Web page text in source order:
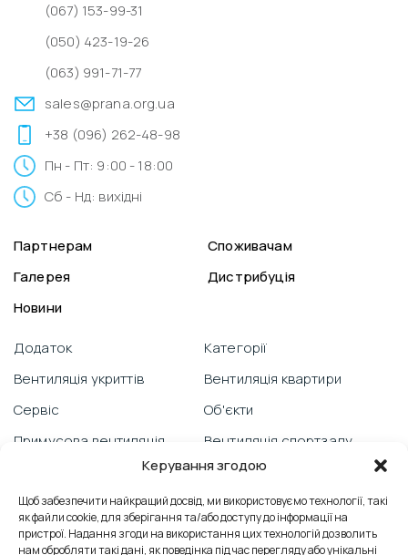
Керування згодою
Щоб забезпечити найкращий досвід, ми використовуємо технології, такі
як файли cookie, для зберігання та/або доступу до інформації на
пристрої. Надання згоди на використання цих технологій дозволить
нам обробляти такі дані, як поведінка під час перегляду або унікальні
(067) 153-99-31
(050) 423-19-26
(063) 991-71-77
sales@prana.org.ua
+38 (096) 262-48-98
Пн - Пт: 9:00 - 18:00
Сб - Нд: вихідні
Партнерам
Споживачам
Галерея
Дистрибуція
Новини
Додаток
Вентиляція укриттів
Сервіс
Примусова вентиляція
PRANA зі смартфону
Технічна підтримка
Категорії
Вентиляція квартири
Об'єкти
Вентиляція спортзалу
Відеоблог
Вентиляція школи
Відгуки